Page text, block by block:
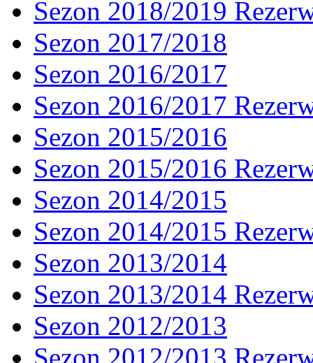
Sezon 2018/2019
Sezon 2017/2018
Sezon 2016/2017
Sezon 2016/2017
Sezon 2015/2016
Sezon 2015/2016
Sezon 2014/2015
Sezon 2014/2015
Sezon 2013/2014
Sezon 2013/2014
Sezon 2012/2013